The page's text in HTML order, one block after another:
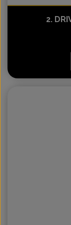
2.